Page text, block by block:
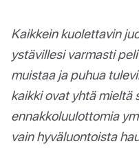
Kaikkein kuolettavin
ystävillesi varmasti
muistaa ja puhua
kaikki ovat yhtä mieltä
ennakkoluulottomia
vain hyväluontoista